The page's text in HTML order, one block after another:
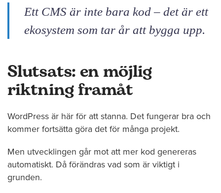
Ett CMS är inte bara kod – det är ett
ekosystem som tar år att bygga upp.
Slutsats: en möjlig
riktning framåt
WordPress är här för att stanna. Det fungerar bra och
kommer fortsätta göra det för många projekt.
Men utvecklingen går mot att mer kod genereras
automatiskt. Då förändras vad som är viktigt i
grunden.